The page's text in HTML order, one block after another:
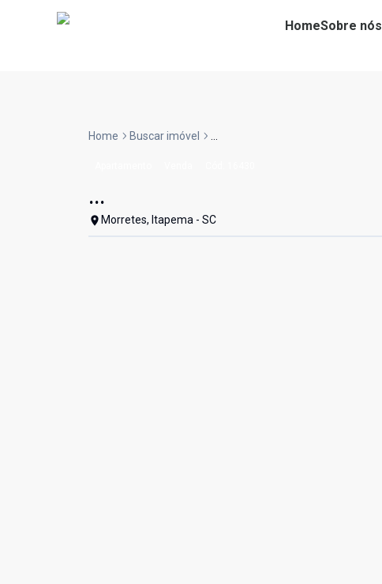
HomeSobre nós
Home Buscar imóvel ...
...
Morretes, Itapema - SC